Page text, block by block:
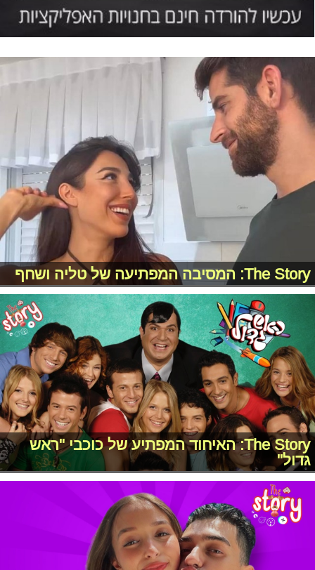
The Story: המסיבה המפתיעה של טליה ושחף
The Story: האיחוד המפתיע של כוכבי "ראש
גדול"